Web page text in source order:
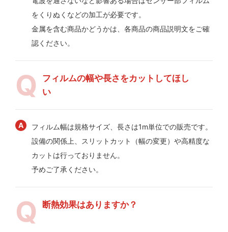
をくりぬくなどの加工が必要です。
金属を含む商品かどうかは、各商品の商品説明文をご確
認ください。
フィルムの幅や長さをカットしてほし
い
フィルム幅は規格サイズ、長さは1m単位での販売です。
設備の関係上、スリットカット（幅の変更）や高精度な
カットは行っておりません。
予めご了承ください。
断熱効果はありますか？